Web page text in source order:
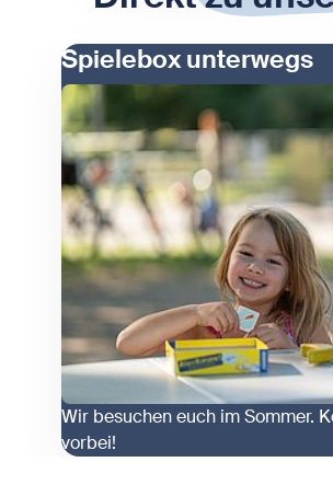
Spielebox unterwegs
Wir besuchen euch im Sommer.
vorbei!